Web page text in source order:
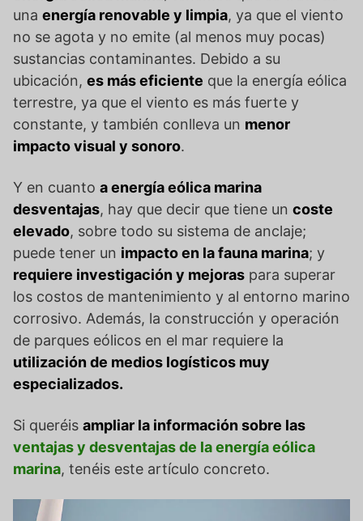
una energía renovable y limpia, ya que el viento
no se agota y no emite (al menos muy pocas)
sustancias contaminantes. Debido a su
ubicación, es más eficiente que la energía eólica
terrestre, ya que el viento es más fuerte y
constante, y también conlleva un menor
impacto visual y sonoro.
Y en cuanto a energía eólica marina
desventajas, hay que decir que tiene un coste
elevado, sobre todo su sistema de anclaje;
puede tener un impacto en la fauna marina; y
requiere investigación y mejoras para superar
los costos de mantenimiento y al entorno marino
corrosivo. Además, la construcción y operación
de parques eólicos en el mar requiere la
utilización de medios logísticos muy
especializados.
Si queréis ampliar la información sobre las
ventajas y desventajas de la energía eólica
marina, tenéis este artículo concreto.